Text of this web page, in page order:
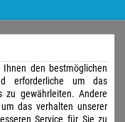
den bestmöglichen
erforderliche um das
zu gewährleiten. Andere
das verhalten unserer
Service für Sie zu